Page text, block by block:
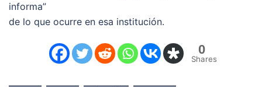
informa”
de lo que ocurre en esa institución.
0
Shares